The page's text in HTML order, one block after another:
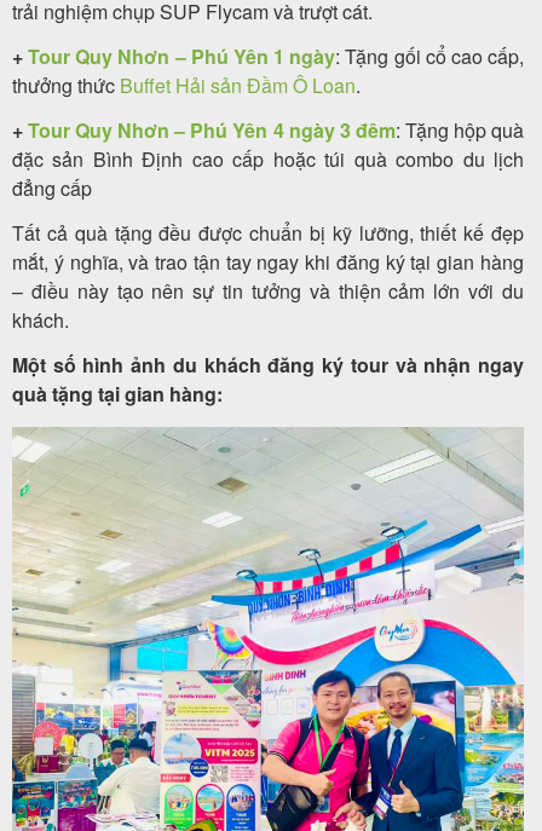
trải nghiệm chụp SUP Flycam và trượt cát.
+Tour Quy Nhơn – Phú Yên 1 ngày: Tặng gối cổ cao cấp,
thưởng thức Buffet Hải sản Đầm Ô Loan.
+Tour Quy Nhơn – Phú Yên 4 ngày 3 đêm: Tặng hộp quà
đặc sản Bình Định cao cấp hoặc túi quà combo du lịch
đẳng cấp
Tất cả quà tặng đều được chuẩn bị kỹ lưỡng, thiết kế đẹp
mắt, ý nghĩa, và trao tận tay ngay khi đăng ký tại gian hàng
– điều này tạo nên sự tin tưởng và thiện cảm lớn với du
khách.
Một số hình ảnh du khách đăng ký tour và nhận ngay
quà tặng tại gian hàng: